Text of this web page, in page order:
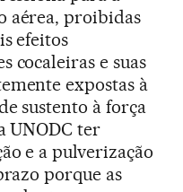
aérea, proibidas
efeitos
cocaleiras e suas
expostas à
sustento à força
UNODC ter
e a pulverização
porque as